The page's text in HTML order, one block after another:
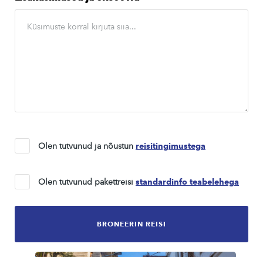
Olen tutvunud ja nõustun reisitingimustega
Olen tutvunud pakettreisi standardinfo teabelehega